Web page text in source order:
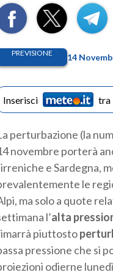
PREVISIONE 14
Inserisci tra
perturbazione (la
novembre porterà
e Sardegna,
le
ma solo a quote
l’alta
piuttosto
pressione che si
odierne